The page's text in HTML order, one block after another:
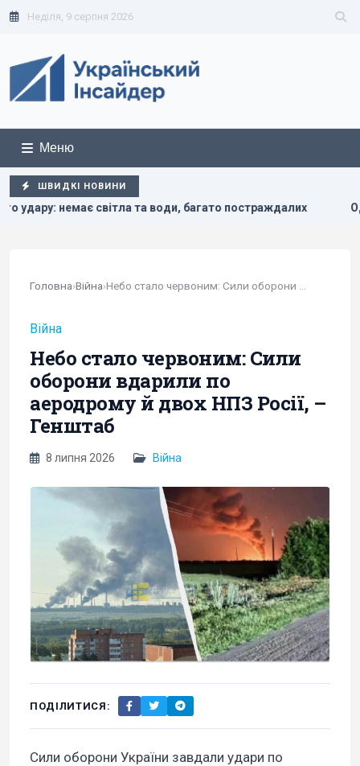
Неділя, 9 серпня 2026
Меню
ШВИДКІ НОВИНИ
води, багато постраждалих Один із найближчих
Головна›Війна›
Війна
Небо стало червоним: Сили
оборони вдарили по
аеродрому й двох НПЗ Росії, –
Генштаб
8 липня 2026 Війна
ПОДІЛИТИСЯ:
Сили оборони України завдали удари по